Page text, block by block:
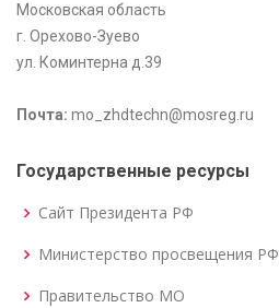
Московская область
г. Орехово-Зуево
ул. Коминтерна д.39
Почта: mo_zhdtechn@mosreg.ru
Государственные ресурсы
Сайт Президента РФ
Министерство просвещения РФ
Правительство МО